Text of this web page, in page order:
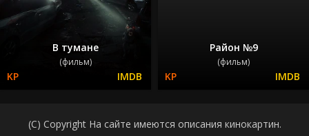
В тумане
(фильм)
Район №9
(фильм)
(C) Copyright На сайте имеются описания кинокартин.